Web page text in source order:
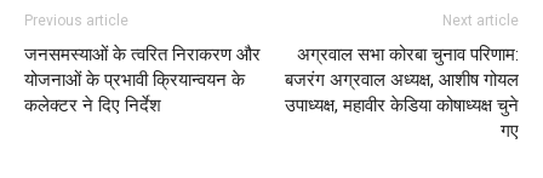
Previous article
जनसमस्याओं के त्वरित निराकरण और
योजनाओं के प्रभावी क्रियान्वयन के
कलेक्टर ने दिए निर्देश
Next article
अग्रवाल सभा कोरबा चुनाव परिणाम:
बजरंग अग्रवाल अध्यक्ष, आशीष गोयल
उपाध्यक्ष, महावीर केडिया कोषाध्यक्ष चुने
गए